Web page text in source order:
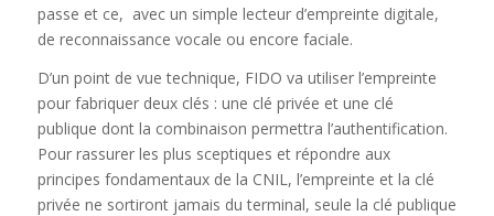
passe et ce, avec un simple lecteur d’empreinte digitale,
de reconnaissance vocale ou encore faciale.
D’un point de vue technique, FIDO va utiliser l’empreinte
pour fabriquer deux clés : une clé privée et une clé
publique dont la combinaison permettra l’authentification.
Pour rassurer les plus sceptiques et répondre aux
principes fondamentaux de la CNIL, l’empreinte et la clé
privée ne sortiront jamais du terminal, seule la clé publique